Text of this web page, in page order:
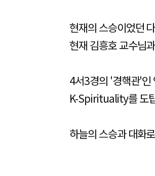
현재의 스승이었던
현재 김흥호 교수님
4서3경의 '경핵관'인
K-Spirituality를 도
하늘의 스승과 대화